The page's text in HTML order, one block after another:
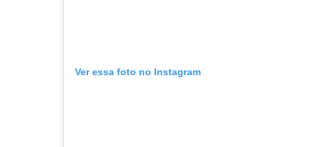
Ver essa foto no Instagram